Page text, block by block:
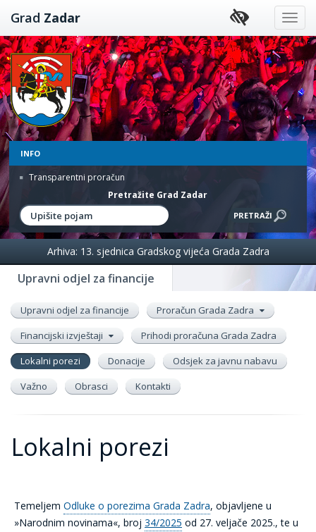
Preskoči
na
sadržaj
Grad Zadar
INFO
Transparentni proračun
Pretražite Grad Zadar
Upravni odjel za financije
Arhiva: 13. sjednica Gradskog vijeća Grada Zadra
Upravni odjel za financije
Proračun Grada Zadra
Financijski izvještaji
Prihodi proračuna Grada Zadra
Lokalni porezi
Donacije
Odsjek za javnu nabavu
Važno
Obrasci Kontakti
Lokalni porezi
Temeljem Odluke o porezima Grada Zadra, objavljene u
»Narodnim novinama«, broj 34/2025 od 27. veljače 2025., te u